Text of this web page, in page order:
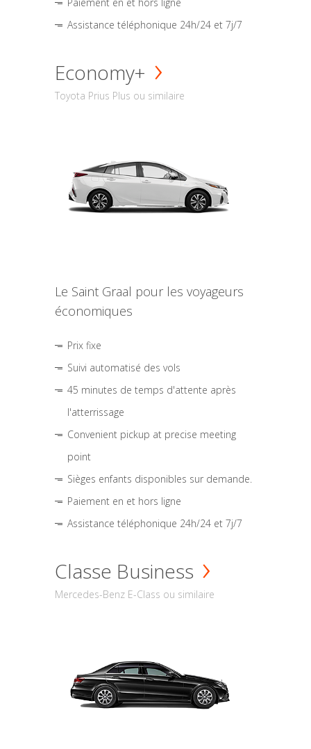
Assistance téléphonique 24h/24 et 7j/7
Economy+
Toyota Prius Plus ou similaire
Le Saint Graal pour les voyageurs
économiques
Prix fixe
Suivi automatisé des vols
45 minutes de temps d'attente après
l'atterrissage
Convenient pickup at precise meeting
point
Sièges enfants disponibles sur demande.
Paiement en et hors ligne
Assistance téléphonique 24h/24 et 7j/7
Classe Business
Mercedes-Benz E-Class ou similaire